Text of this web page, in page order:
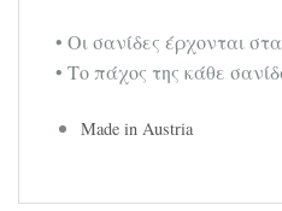
• Οι σανίδες έρχονται
• Το πάχος της κάθε
Made in Austria